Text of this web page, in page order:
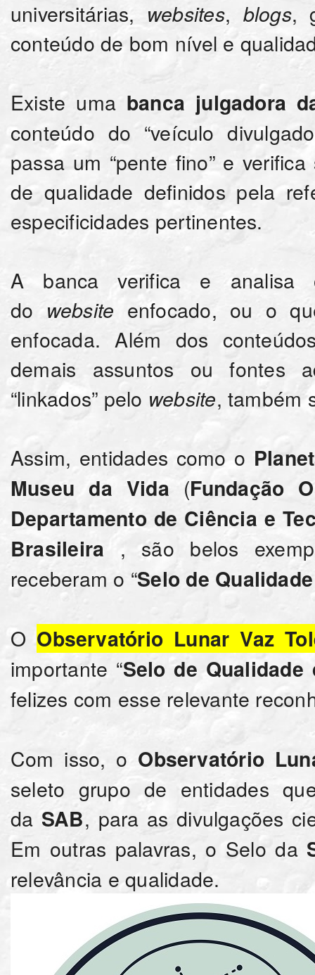
universitárias, websites, blogs,
conteúdo de bom nível e
Existe uma banca julgadora
conteúdo do “veículo
passa um “pente fino” e
de qualidade definidos pela
especificidades pertinentes.
A banca verifica e analisa
do website enfocado, ou o
enfocada. Além dos
demais assuntos ou fontes
“linkados” pelo website, também
Assim, entidades como o
Museu da Vida (Fundação
Departamento de Ciência e
Brasileira , são belos
receberam o “Selo de
O Observatório Lunar Vaz
importante “Selo de
felizes com esse relevante
Com isso, o Observatório
seleto grupo de entidades
da SAB, para as divulgações
Em outras palavras, o Selo da
relevância e qualidade.